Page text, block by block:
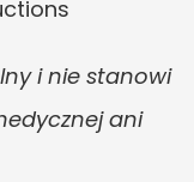
i nie stanowi
ani